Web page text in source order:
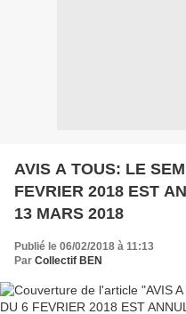
AVIS A TOUS: LE
FEVRIER 2018 EST
13 MARS 2018
Publié le 06/02/2018 à 11:13
Par Collectif BEN